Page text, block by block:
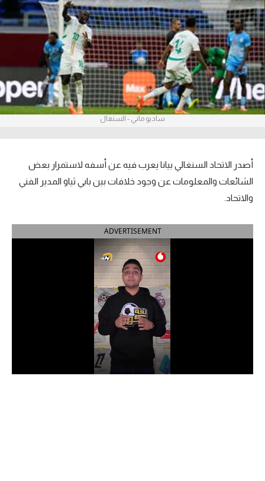
آراء حرة
ركن الألعاب
بطولات
أمريكا 2026
الدوري الإسباني
الدوري السعودي للمحترفين
دوري أبطال إفريقيا
ساديو ماني - السنغال
أصدر الاتحاد السنغالي بيانا يعرب فيه عن أسفه لاستمرار بعض
الشائعات والمعلومات عن وجود خلافات بين بابي ثياو المدير الفني
والاتحاد.
ADVERTISEMENT